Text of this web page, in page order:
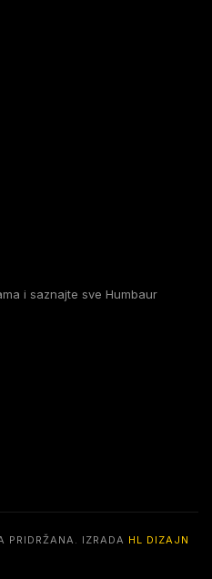
i saznajte sve Humbaur
PRIDRŽANA. IZRADA HL DIZAJN